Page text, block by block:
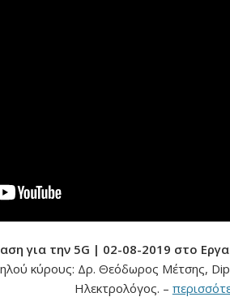
για την 5G | 02-08-2019 στο
κύρους: Δρ. Θεόδωρος Μέτσης,
Ηλεκτρολόγος. –